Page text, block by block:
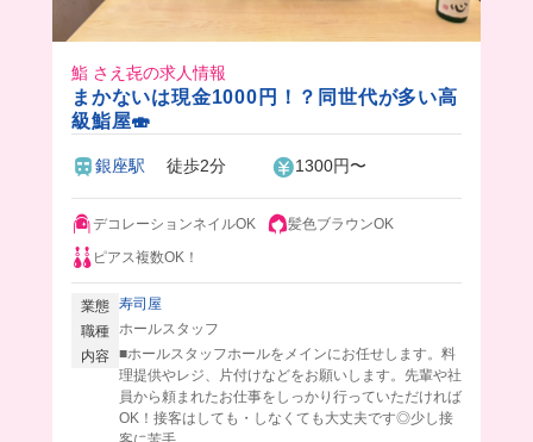
鮨 さえ㐂の求人情報
まかないは現金1000円！？同世代が多い高
級鮨屋🍣
銀座駅 徒歩2分 1300円〜
デコレーションネイルOK
髪色ブラウンOK
ピアス複数OK！
業態 寿司屋
職種 ホールスタッフ
内容 ■ホールスタッフホールをメインにお任せします。料
理提供やレジ、片付けなどをお願いします。先輩や社
員から頼まれたお仕事をしっかり行っていただければ
OK！接客はしても・しなくても大丈夫です◎少し接